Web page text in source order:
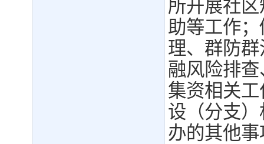
所开展社
助等工作
理、群防
融风险排
集资相关
设（分支
办的其他事